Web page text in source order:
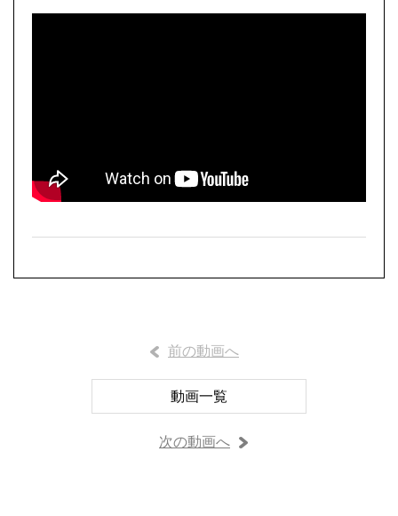
前の動画へ
動画一覧
次の動画へ